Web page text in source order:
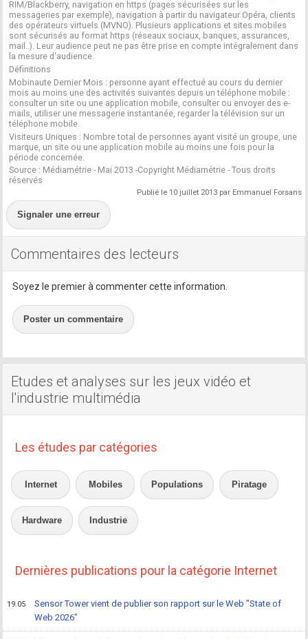
RIM/Blackberry, navigation en https (pages sécurisées sur les
messageries par exemple), navigation à partir du navigateur Opéra, clients
des opérateurs virtuels (MVNO). Plusieurs applications et sites mobiles
sont sécurisés au format https (réseaux sociaux, banques, assurances,
mail..). Leur audience peut ne pas être prise en compte intégralement dans
la mesure d'audience.
Définitions
Mobinaute Dernier Mois : personne ayant effectué au cours du dernier
mois au moins une des activités suivantes depuis un téléphone mobile :
consulter un site ou une application mobile, consulter ou envoyer des e-
mails, utiliser une messagerie instantanée, regarder la télévision sur un
téléphone mobile.
Visiteurs Uniques : Nombre total de personnes ayant visité un groupe, une
marque, un site ou une application mobile au moins une fois pour la
période concernée.
Source : Médiamétrie - Mai 2013 -Copyright Médiamétrie - Tous droits
réservés
Publié le 10 juillet 2013 par Emmanuel Forsans
Signaler une erreur
Commentaires des lecteurs
Soyez le premier à commenter cette information.
Poster un commentaire
Etudes et analyses sur les jeux vidéo et
l'industrie multimédia
Les études par catégories
Internet Mobiles Populations Piratage
Hardware Industrie
Dernières publications pour la catégorie Internet
19.05
Sensor Tower vient de publier son rapport sur le Web "State of
Web 2026"